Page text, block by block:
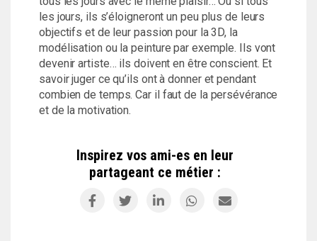
les jours, ils s’éloigneront un peu plus de leurs
objectifs et de leur passion pour la 3D, la
modélisation ou la peinture par exemple. Ils vont
devenir artiste… ils doivent en être conscient. Et
savoir juger ce qu’ils ont à donner et pendant
combien de temps. Car il faut de la persévérance
et de la motivation.
Inspirez vos ami-es en leur
partageant ce métier :